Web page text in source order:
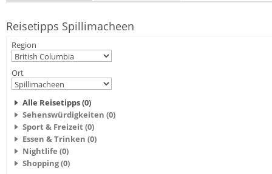
Reisetipps Spillimacheen
Region
Ort
Alle Reisetipps (0)
Sehenswürdigkeiten (0)
Sport & Freizeit (0)
Essen & Trinken (0)
Nightlife (0)
Shopping (0)